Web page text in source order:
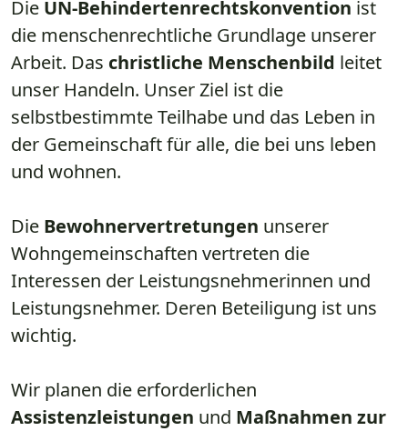
​​​​​​​Die UN-Behindertenrechtskonvention ist
die menschenrechtliche Grundlage unserer
Arbeit. Das christliche Menschenbild leitet
unser Handeln. Unser Ziel ist die
selbstbestimmte Teilhabe und das Leben in
der Gemeinschaft für alle, die bei uns leben
und wohnen.
Die Bewohnervertretungen unserer
Wohngemeinschaften vertreten die
Interessen der Leistungsnehmerinnen und
Leistungsnehmer. Deren Beteiligung ist uns
wichtig.
Wir planen die erforderlichen
Assistenzleistungen und Maßnahmen zur